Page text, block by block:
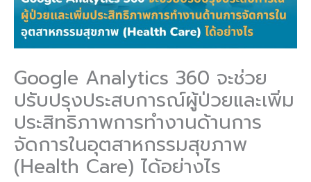
Google Analytics 360 จะช่วย
ปรับปรุงประสบการณ์ผู้ป่วยและเพิ่ม
ประสิทธิภาพการทำงานด้านการ
จัดการในอุตสาหกรรมสุขภาพ
(Health Care) ได้อย่างไร